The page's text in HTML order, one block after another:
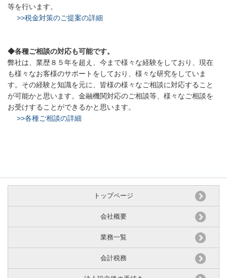
等を行います。
>>税金対策のご提案の詳細
◆各種ご相談の対応も可能です。
弊社は、業歴８５年を超え、今まで様々な経験をしており、現在
も様々なお客様のサポートをしており、様々な研究をしていま
す。その経験と知識を元に、皆様の様々なご相談に対応すること
が可能かと思います。金融機関対応のご相談等、様々なご相談を
お受けすることができるかと思います。
>>各種ご相談の詳細
トップページ
会社概要
業務一覧
会計税務